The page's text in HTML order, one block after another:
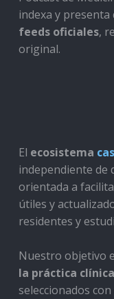
indexa y
feeds oficiales,
original.
El ecosistema
independiente de
orientada a
útiles y
residentes y
Nuestro objetivo
la práctica clínica
seleccionados